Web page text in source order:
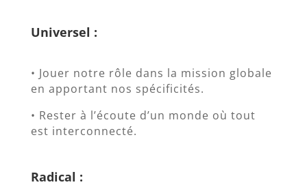
Universel :
• Jouer notre rôle dans la mission globale
en apportant nos spécificités.
• Rester à l’écoute d’un monde où tout
est interconnecté.
Radical :